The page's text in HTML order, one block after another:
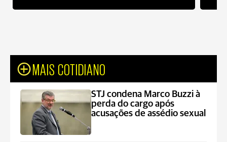
MAIS COTIDIANO
STJ condena Marco Buzzi à
perda do cargo após
acusações de assédio sexual